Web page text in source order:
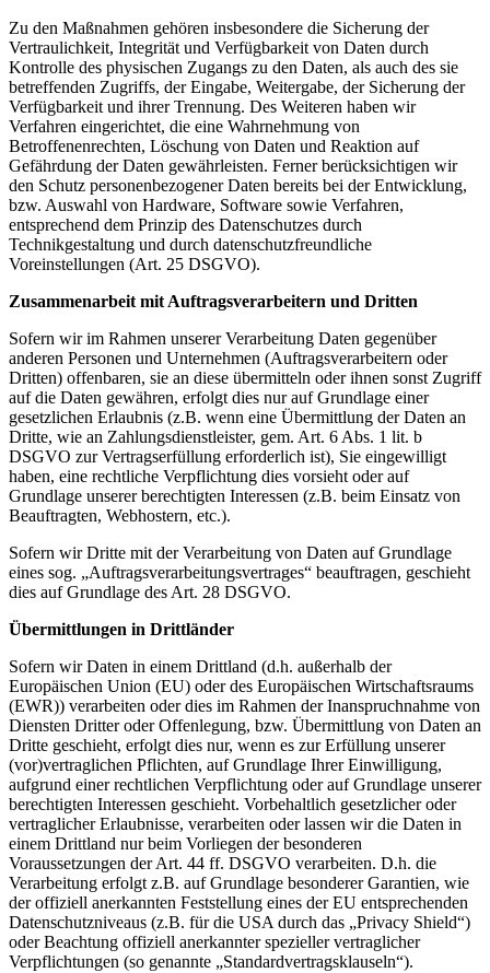
Zu den Maßnahmen gehören insbesondere die Sicherung der
Vertraulichkeit, Integrität und Verfügbarkeit von Daten durch
Kontrolle des physischen Zugangs zu den Daten, als auch des sie
betreffenden Zugriffs, der Eingabe, Weitergabe, der Sicherung der
Verfügbarkeit und ihrer Trennung. Des Weiteren haben wir
Verfahren eingerichtet, die eine Wahrnehmung von
Betroffenenrechten, Löschung von Daten und Reaktion auf
Gefährdung der Daten gewährleisten. Ferner berücksichtigen wir
den Schutz personenbezogener Daten bereits bei der Entwicklung,
bzw. Auswahl von Hardware, Software sowie Verfahren,
entsprechend dem Prinzip des Datenschutzes durch
Technikgestaltung und durch datenschutzfreundliche
Voreinstellungen (Art. 25 DSGVO).
Zusammenarbeit mit Auftragsverarbeitern und Dritten
Sofern wir im Rahmen unserer Verarbeitung Daten gegenüber
anderen Personen und Unternehmen (Auftragsverarbeitern oder
Dritten) offenbaren, sie an diese übermitteln oder ihnen sonst Zugriff
auf die Daten gewähren, erfolgt dies nur auf Grundlage einer
gesetzlichen Erlaubnis (z.B. wenn eine Übermittlung der Daten an
Dritte, wie an Zahlungsdienstleister, gem. Art. 6 Abs. 1 lit. b
DSGVO zur Vertragserfüllung erforderlich ist), Sie eingewilligt
haben, eine rechtliche Verpflichtung dies vorsieht oder auf
Grundlage unserer berechtigten Interessen (z.B. beim Einsatz von
Beauftragten, Webhostern, etc.).
Sofern wir Dritte mit der Verarbeitung von Daten auf Grundlage
eines sog. „Auftragsverarbeitungsvertrages“ beauftragen, geschieht
dies auf Grundlage des Art. 28 DSGVO.
Übermittlungen in Drittländer
Sofern wir Daten in einem Drittland (d.h. außerhalb der
Europäischen Union (EU) oder des Europäischen Wirtschaftsraums
(EWR)) verarbeiten oder dies im Rahmen der Inanspruchnahme von
Diensten Dritter oder Offenlegung, bzw. Übermittlung von Daten an
Dritte geschieht, erfolgt dies nur, wenn es zur Erfüllung unserer
(vor)vertraglichen Pflichten, auf Grundlage Ihrer Einwilligung,
aufgrund einer rechtlichen Verpflichtung oder auf Grundlage unserer
berechtigten Interessen geschieht. Vorbehaltlich gesetzlicher oder
vertraglicher Erlaubnisse, verarbeiten oder lassen wir die Daten in
einem Drittland nur beim Vorliegen der besonderen
Voraussetzungen der Art. 44 ff. DSGVO verarbeiten. D.h. die
Verarbeitung erfolgt z.B. auf Grundlage besonderer Garantien, wie
der offiziell anerkannten Feststellung eines der EU entsprechenden
Datenschutzniveaus (z.B. für die USA durch das „Privacy Shield“)
oder Beachtung offiziell anerkannter spezieller vertraglicher
Verpflichtungen (so genannte „Standardvertragsklauseln“).